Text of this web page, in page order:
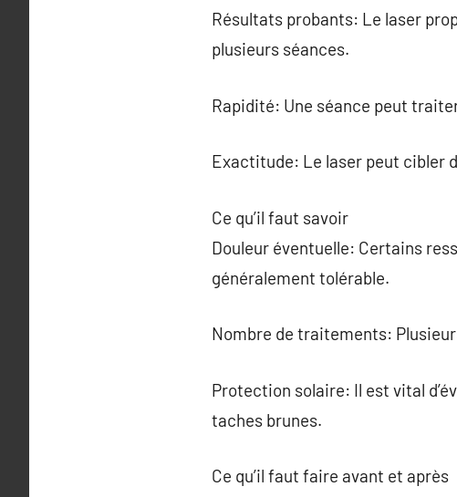
Résultats probants: Le laser
plusieurs séances.
Rapidité: Une séance peut
Exactitude: Le laser peut cibler
Ce qu’il faut savoir
Douleur éventuelle: Certains
généralement tolérable.
Nombre de traitements:
Protection solaire: Il est vital
taches brunes.
Ce qu’il faut faire avant et après